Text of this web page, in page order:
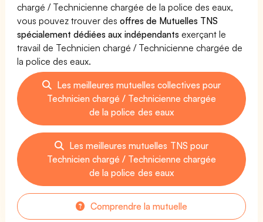
chargé / Technicienne chargée de la police des eaux,
vous pouvez trouver desoffres de Mutuelles TNS
spécialement dédiées aux indépendants exerçant le
travail de Technicien chargé / Technicienne chargée de
la police des eaux.
Les meilleures mutuelles collectives pour
Technicien chargé / Technicienne chargée
de la police des eaux
Les meilleures mutuelles TNS pour
Technicien chargé / Technicienne chargée
de la police des eaux
Comprendre la mutuelle